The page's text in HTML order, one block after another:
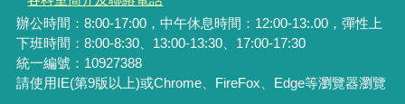
辦公時間：8:00-17:00，中午休息時間：12:00-13:.00，彈性上
下班時間：8:00-8:30、13:00-13:30、17:00-17:30
統一編號 ：10927388
請使用IE(第9版以上)或Chrome、FireFox、Edge等瀏覽器瀏覽